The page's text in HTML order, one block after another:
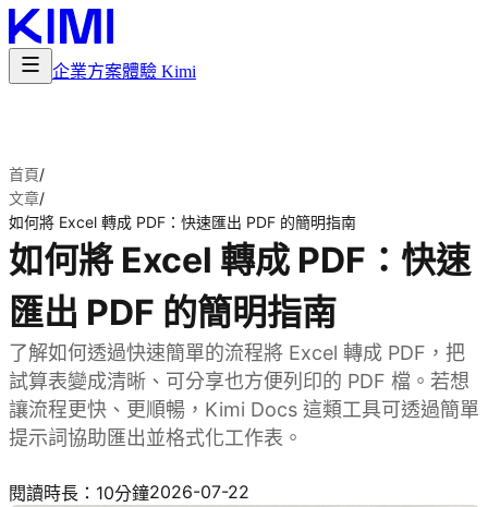
企業方案體驗 Kimi
首頁/
文章/
如何將 Excel 轉成 PDF：快速匯出 PDF 的簡明指南
如何將 Excel 轉成 PDF：快速
匯出 PDF 的簡明指南
了解如何透過快速簡單的流程將 Excel 轉成 PDF，把
試算表變成清晰、可分享也方便列印的 PDF 檔。若想
讓流程更快、更順暢，Kimi Docs 這類工具可透過簡單
提示詞協助匯出並格式化工作表。
閱讀時長：10分鐘2026-07-22